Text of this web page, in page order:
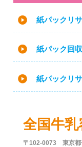
紙パックリ
紙パック回
紙パックリ
全国牛
〒102-0073 東京都